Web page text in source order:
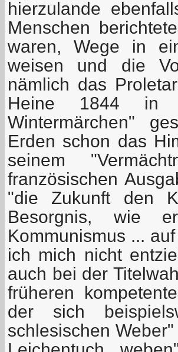
hierzulande
Menschen
waren, Wege in
weisen und die
nämlich das
Heine 1844 in
Wintermärchen"
Erden schon das
seinem
französischen
"die Zukunft den
Besorgnis, wie
Kommunismus ...
ich mich nicht
auch bei der
früheren
der sich
schlesischen